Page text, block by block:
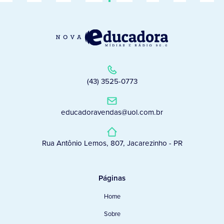
(43) 3525-0773
educadoravendas@uol.com.br
Rua Antônio Lemos, 807, Jacarezinho - PR
Páginas
Home
Sobre